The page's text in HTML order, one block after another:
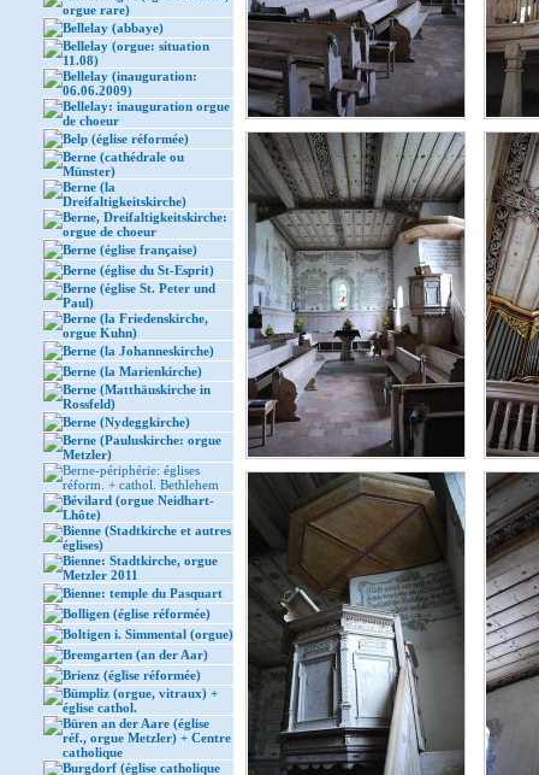
orgue rare)
Bellelay (abbaye)
Bellelay (orgue: situation
11.08)
Bellelay (inauguration:
06.06.2009)
Bellelay: inauguration orgue
de choeur
Belp (église réformée)
Berne (cathédrale ou
Münster)
Berne (la
Dreifaltigkeitskirche)
Berne, Dreifaltigkeitskirche:
orgue de choeur
Berne (église française)
Berne (église du St-Esprit)
Berne (église St. Peter und
Paul)
Berne (la Friedenskirche,
orgue Kuhn)
Berne (la Johanneskirche)
Berne (la Marienkirche)
Berne (Matthäuskirche in
Rossfeld)
Berne (Nydeggkirche)
Berne (Pauluskirche: orgue
Metzler)
Berne-périphérie: églises
réform. + cathol. Bethlehem
Bévilard (orgue Neidhart-
Lhôte)
Bienne (Stadtkirche et autres
églises)
Bienne: Stadtkirche, orgue
Metzler 2011
Bienne: temple du Pasquart
Bolligen (église réformée)
Boltigen i. Simmental (orgue)
Bremgarten (an der Aar)
Brienz (église réformée)
Bümpliz (orgue, vitraux) +
église cathol.
Büren an der Aare (église
réf., orgue Metzler) + Centre
catholique
Burgdorf (église catholique